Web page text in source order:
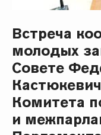
Встреча
молодых
Совете
Комитета
и